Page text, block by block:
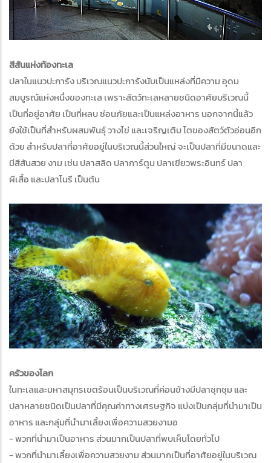
สีสันแห่งท้องทะเล
ปลาในแนวปะการัง บริเวณแนวปะการังนับเป็นแหล่งที่มีความ อุดม
สมบูรณ์แห่งหนึ่งของทะเล เพราะสัตว์ทะเลหลายชนิดอาศัยบริเวณนี้
เป็นที่อยู่อาศัย เป็นที่หลบ ซ่อนภัยและเป็นแหล่งอาหาร นอกจากนี้แล้ว
ยังใช้เป็นที่สำหรับผสมพันธุ์ วางไข่ และเจริญเติบ โตของสัตว์ตัวอ่อนอีก
ด้วย สำหรับปลาที่อาศัยอยู่ในบริเวณนี้ส่วนใหญ่ จะเป็นปลาที่มีขนาดและ
มีสีสันสวย งาม เช่น ปลาสลิด ปลาการ์ตูน ปลาเขียวพระอินทร์ ปลา
ผีเสื้อ และปลาโนรี เป็นต้น
ครัวของโลก
ในทะเลและมหาสมุทรเขตร้อนเป็นบริเวณที่ค่อนข้างมีปลาชุกชุม และ
ปลาหลายชนิดเป็นปลาที่มีคุณค่าทางเศรษฐกิจ แบ่งเป็นกลุ่มที่นำมาเป็น
อาหาร และกลุ่มที่นำมาเลี้ยงเพื่อความสวยงามอ
- พวกที่นำมาเป็นอาหาร ส่วนมากเป็นปลาที่พบเห็นโดยทั่วไป
- พวกที่นำมาเลี้ยงเพื่อความสวยงาม ส่วนมากเป็นที่อาศัยอยู่ในบริเวณ